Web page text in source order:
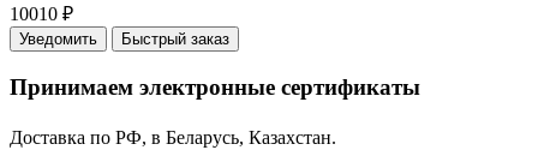
10010 ₽
Уведомить Быстрый заказ
Принимаем электронные сертификаты
Доставка по РФ, в Беларусь, Казахстан.